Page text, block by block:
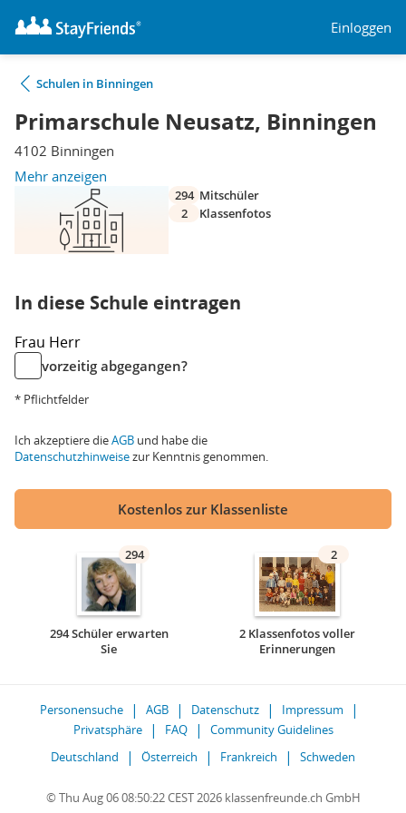
Einloggen
Schulen in Binningen
Primarschule Neusatz, Binningen
4102 Binningen
Mehr anzeigen
294 Mitschüler
2
Klassenfotos
In diese Schule eintragen
Frau Herr
vorzeitig abgegangen?
* Pflichtfelder
Ich akzeptiere dieAGB und habe die
Datenschutzhinweisezur Kenntnis genommen.
Kostenlos zur Klassenliste
294
294 Schüler erwarten
Sie
2
2 Klassenfotos voller
Erinnerungen
Personensuche AGB Datenschutz
Impressum
Privatsphäre
FAQ
Community Guidelines
Deutschland
Österreich Frankreich Schweden
© Thu Aug 06 08:50:22 CEST 2026 klassenfreunde.ch GmbH